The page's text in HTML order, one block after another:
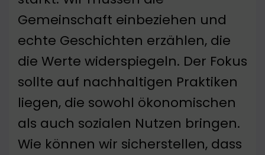
Gemeinschaft einbeziehen und
echte Geschichten erzählen, die
die Werte widerspiegeln. Der Fokus
sollte auf nachhaltigen Praktiken
liegen, die sowohl ökonomischen
als auch sozialen Nutzen bringen.
Wie können wir sicherstellen, dass